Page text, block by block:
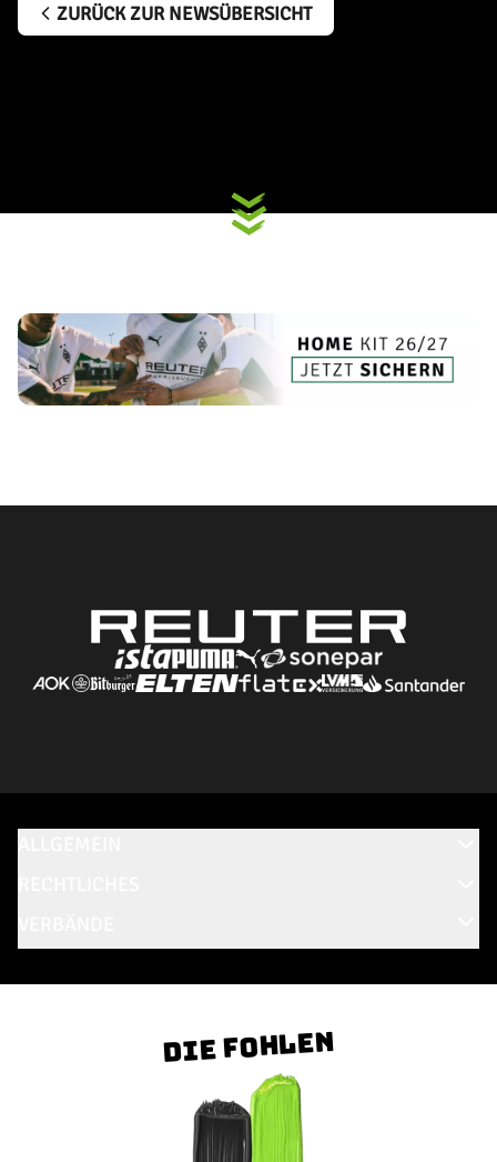
ZURÜCK ZUR NEWSÜBERSICHT
Die Fohlen